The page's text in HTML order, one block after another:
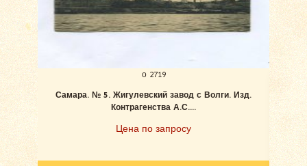
о 2719
Самара. № 5. Жигулевский завод с Волги. Изд.
Контрагенства А.С....
Цена по запросу